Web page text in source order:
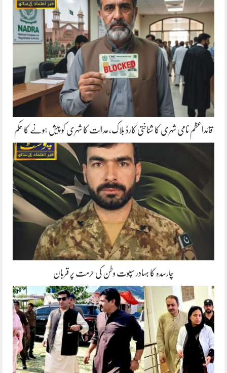
قائداعظم نامی شہری کا شناختی کارڈ بلاک،عدالت کا شہری کو پیش ہونے کا حکم
چارسدہ کا بہادر سپوت وطن کی حرمت پر قربان